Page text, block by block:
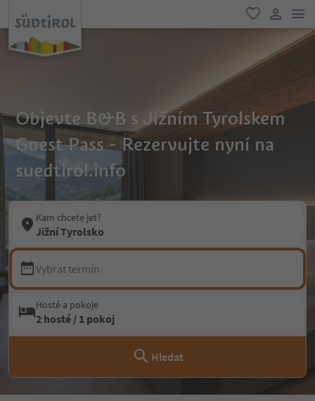
oblíbené
Objevte B&B s Jižním Tyrolskem
Guest Pass - Rezervujte nyní na
suedtirol.info
Kam chcete jet?
Jižní Tyrolsko
Vybrat termín
Hosté a pokoje
2 hosté / 1 pokoj
Hledat